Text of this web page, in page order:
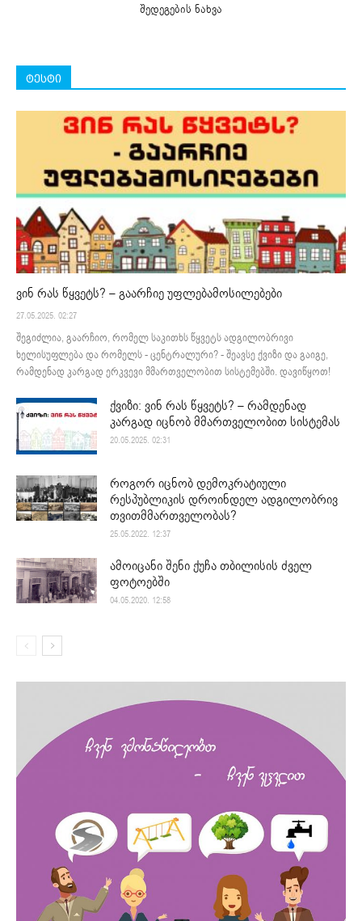
შედეგების ნახვა
ტესტი
ვინ რას წყვეტს? – გაარჩიე უფლებამოსილებები
27.05.2025. 02:27
შეგიძლია, გაარჩიო, რომელ საკითხს წყვეტს ადგილობრივი
ხელისუფლება და რომელს - ცენტრალური? - შეავსე ქვიზი და გაიგე,
რამდენად კარგად ერკვევი მმართველობით სისტემებში. დავიწყოთ!
ქვიზი: ვინ რას წყვეტს? – რამდენად
კარგად იცნობ მმართველობით სისტემას
20.05.2025. 02:31
როგორ იცნობ დემოკრატიული
რესპუბლიკის დროინდელ ადგილობრივ
თვითმმართველობას?
25.05.2022. 12:37
ამოიცანი შენი ქუჩა თბილისის ძველ
ფოტოებში
04.05.2020. 12:58